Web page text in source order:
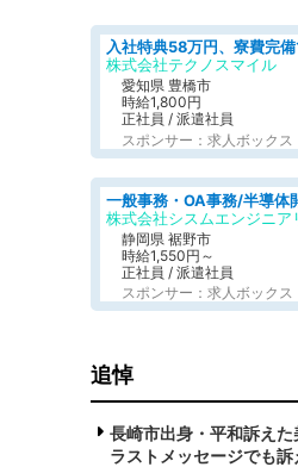
株式会社テクノスマイル
愛知県 豊橋市
時給1,800円
正社員 / 派遣社員
スポンサー：求人ボックス
株式会社シスムエンジニア
静岡県 裾野市
時給1,550円～
正社員 / 派遣社員
スポンサー：求人ボックス
追悼
長崎市出身・平和訴え
ラストメッセージでも